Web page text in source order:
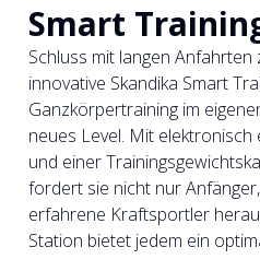
Smart
Schluss mit langen
innovative Skandika Smart
Ganzkörpertraining im
neues Level. Mit
und einer
fordert sie nicht nur
erfahrene Kraftsportler
Station bietet jedem ein